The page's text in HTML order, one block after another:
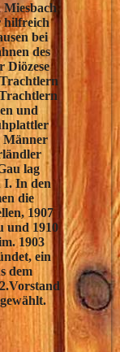
hilfreich
bei
des
Diözese
und
Männer
lag
I. In den
die
1907
und 1910
1903
ein
dem